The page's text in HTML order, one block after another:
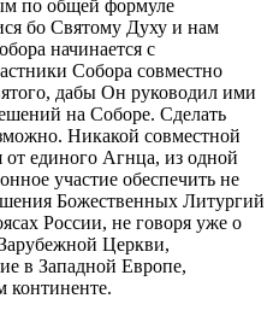
по общей формуле
бо Святому Духу и нам
начинается с
Собора совместно
дабы Он руководил ими
на Соборе. Сделать
Никакой совместной
единого Агнца, из одной
участие обеспечить не
Божественных Литургий
России, не говоря уже о
Церкви,
в Западной Европе,
континенте.